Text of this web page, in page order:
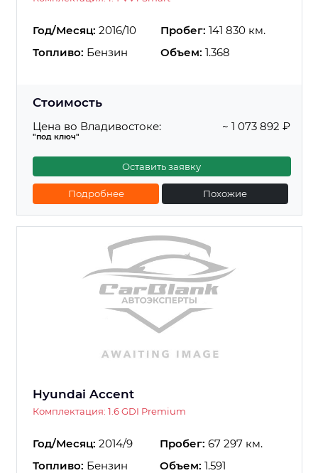
Год/Месяц: 2016/10 Пробег: 141 830 км.
Топливо: Бензин Объем: 1.368
Стоимость
Цена во Владивостоке:
"под ключ"
~ 1 073 892 ₽
Оставить заявку
Подробнее Похожие
Hyundai Accent
Комплектация: 1.6 GDI Premium
Год/Месяц: 2014/9 Пробег: 67 297 км.
Топливо: Бензин Объем: 1.591